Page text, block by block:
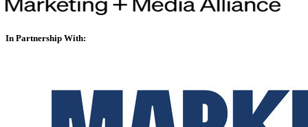
In Partnership With: